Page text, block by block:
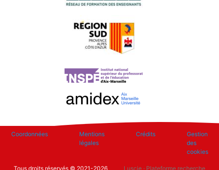
Coordonnées
Mentions
légales
Crédits
Gestion
des
cookies
Tous droits réservés © 2021-2026 Luscie· Plateforme recherche